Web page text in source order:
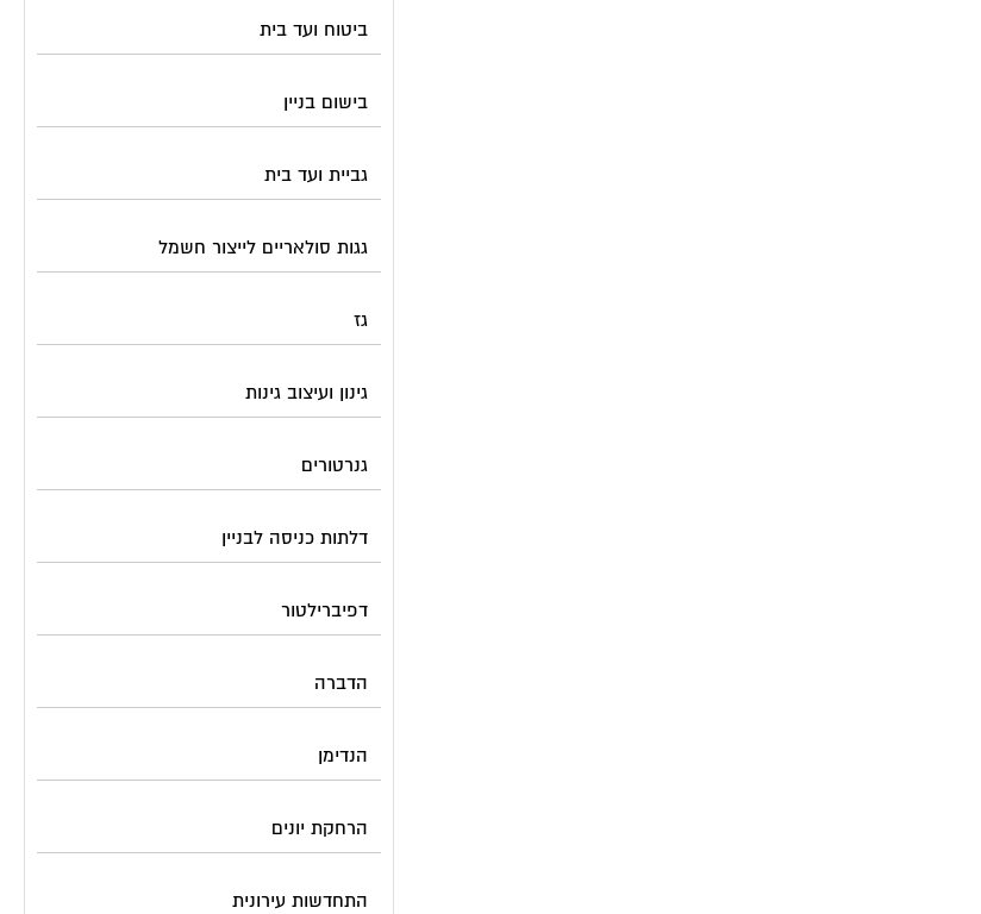
ביטוח ועד בית
בישום בניין
גביית ועד בית
גגות סולאריים לייצור חשמל
גז
גינון ועיצוב גינות
גנרטורים
דלתות כניסה לבניין
דפיברילטור
הדברה
הנדימן
הרחקת יונים
התחדשות עירונית